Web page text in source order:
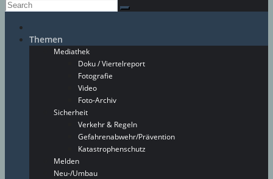
Themen
Mediathek
Doku / Viertelreport
Fotografie
Video
Foto-Archiv
Sicherheit
Verkehr & Regeln
Gefahrenabwehr/Prävention
Katastrophenschutz
Melden
Neu-/Umbau